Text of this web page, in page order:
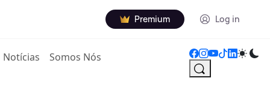
Premium Log in
Notícias Somos Nós